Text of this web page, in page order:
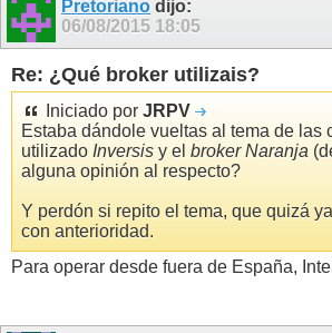
Pretoriano dijo:
06/08/2015 18:05
Re: ¿Qué broker utilizais?
Iniciado por JRPV
Estaba dándole vueltas al tema de las
utilizado Inversis y el broker Naranja
alguna opinión al respecto?
Y perdón si repito el tema, que quizá
con anterioridad.
Para operar desde fuera de España,